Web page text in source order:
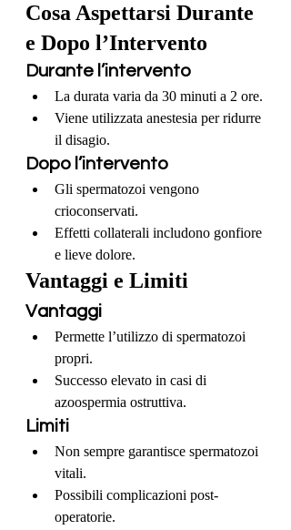
Cosa Aspettarsi Durante
e Dopo l’Intervento
Durante l’intervento
La durata varia da 30 minuti a 2 ore.
Viene utilizzata anestesia per ridurre
il disagio.
Dopo l’intervento
Gli spermatozoi vengono
crioconservati.
Effetti collaterali includono gonfiore
e lieve dolore.
Vantaggi e Limiti
Vantaggi
Permette l’utilizzo di spermatozoi
propri.
Successo elevato in casi di
azoospermia ostruttiva.
Limiti
Non sempre garantisce spermatozoi
vitali.
Possibili complicazioni post-
operatorie.